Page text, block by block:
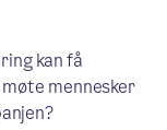
kan få
mennesker